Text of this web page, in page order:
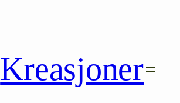
Kreasjoner